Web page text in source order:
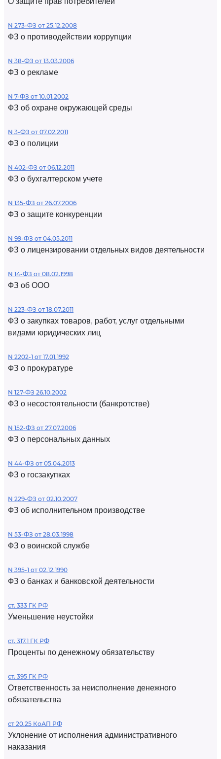
N 273-ФЗ от 25.12.2008
ФЗ о противодействии коррупции
N 38-ФЗ от 13.03.2006
ФЗ о рекламе
N 7-ФЗ от 10.01.2002
ФЗ об охране окружающей среды
N 3-ФЗ от 07.02.2011
ФЗ о полиции
N 402-ФЗ от 06.12.2011
ФЗ о бухгалтерском учете
N 135-ФЗ от 26.07.2006
ФЗ о защите конкуренции
N 99-ФЗ от 04.05.2011
ФЗ о лицензировании отдельных видов деятельности
N 14-ФЗ от 08.02.1998
ФЗ об ООО
N 223-ФЗ от 18.07.2011
ФЗ о закупках товаров, работ, услуг отдельными
видами юридических лиц
N 2202-1 от 17.01.1992
ФЗ о прокуратуре
N 127-ФЗ 26.10.2002
ФЗ о несостоятельности (банкротстве)
N 152-ФЗ от 27.07.2006
ФЗ о персональных данных
N 44-ФЗ от 05.04.2013
ФЗ о госзакупках
N 229-ФЗ от 02.10.2007
ФЗ об исполнительном производстве
N 53-ФЗ от 28.03.1998
ФЗ о воинской службе
N 395-1 от 02.12.1990
ФЗ о банках и банковской деятельности
ст. 333 ГК РФ
Уменьшение неустойки
ст. 317.1 ГК РФ
Проценты по денежному обязательству
ст. 395 ГК РФ
Ответственность за неисполнение денежного
обязательства
ст 20.25 КоАП РФ
Уклонение от исполнения административного
наказания